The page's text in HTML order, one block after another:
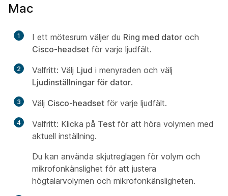
Mac
1 I ett mötesrum väljer du Ring med dator och
Cisco-headset för varje ljudfält.
2 Valfritt: Välj Ljud i menyraden och välj
Ljudinställningar för dator.
3 Välj Cisco-headset för varje ljudfält.
4 Valfritt: Klicka på Test för att höra volymen med
aktuell inställning.
Du kan använda skjutreglagen för volym och
mikrofonkänslighet för att justera
högtalarvolymen och mikrofonkänsligheten.